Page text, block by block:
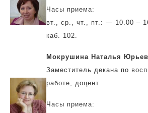
Часы приема:
вт., ср., чт., пт.: — 10.00 –
каб. 102.
Мокрушина Наталья
Заместитель декана по
работе, доцент
Часы приема: